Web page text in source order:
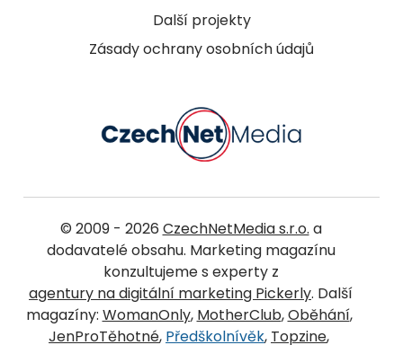
Další projekty
Zásady ochrany osobních údajů
© 2009 - 2026 CzechNetMedia s.r.o. a
dodavatelé obsahu. Marketing magazínu
konzultujeme s experty z
agentury na digitální marketing Pickerly. Další
magazíny: WomanOnly, MotherClub,Oběhání,
JenProTěhotné, Předškolnívěk, Topzine,